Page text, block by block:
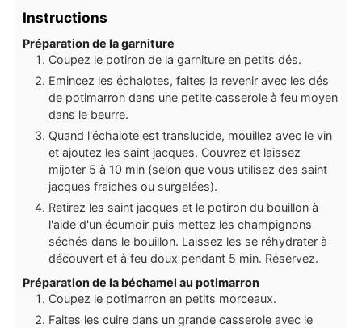
Instructions
Préparation de la garniture
Coupez le potiron de la garniture en petits dés.
Emincez les échalotes, faites la revenir avec les dés
de potimarron dans une petite casserole à feu moyen
dans le beurre.
Quand l'échalote est translucide, mouillez avec le vin
et ajoutez les saint jacques. Couvrez et laissez
mijoter 5 à 10 min (selon que vous utilisez des saint
jacques fraiches ou surgelées).
Retirez les saint jacques et le potiron du bouillon à
l'aide d'un écumoir puis mettez les champignons
séchés dans le bouillon. Laissez les se réhydrater à
découvert et à feu doux pendant 5 min. Réservez.
Préparation de la béchamel au potimarron
Coupez le potimarron en petits morceaux.
Faites les cuire dans un grande casserole avec le